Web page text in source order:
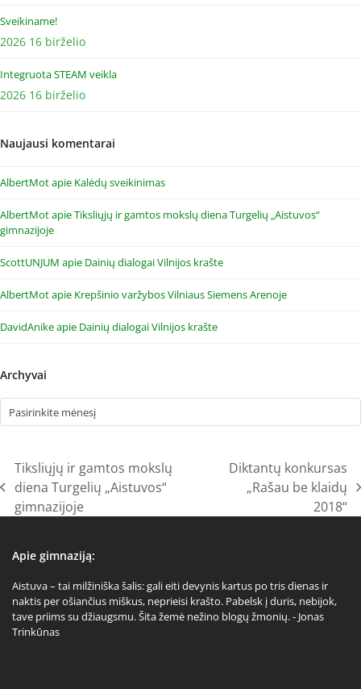
Sveikiname!
2026 16 birželio
Integruota STEAM veikla
2026 16 birželio
Naujausi komentarai
AlbertMotapie Kalėdų sveikinimas
AlbertMotapieTiksliųjų ir gamtos mokslų diena Turgelių „Aistuvos“
gimnazijoje
ScottUNJUM apie Dainių dialogai Vilnijos krašte
AlbertMotapie Krepšinio varžybos Vilniaus Siemens Arenoje
DavidAnikeapie Dainių dialogai Vilnijos krašte
Archyvai
previous
post:
Tiksliųjų ir gamtos mokslų
diena Turgelių „Aistuvos“
gimnazijoje
next
post:
Diktantų konkursas
„Rašau be klaidų
2018“
Apie gimnaziją:
Aistuva – tai milžiniška šalis: gali eiti devynis kartus po tris dienas ir
naktis per ošiančius miškus, neprieisi krašto. Pabelsk į duris, nebijok,
tave priims su džiaugsmu. Šita žemė nežino blogų žmonių. - Jonas
Trinkūnas